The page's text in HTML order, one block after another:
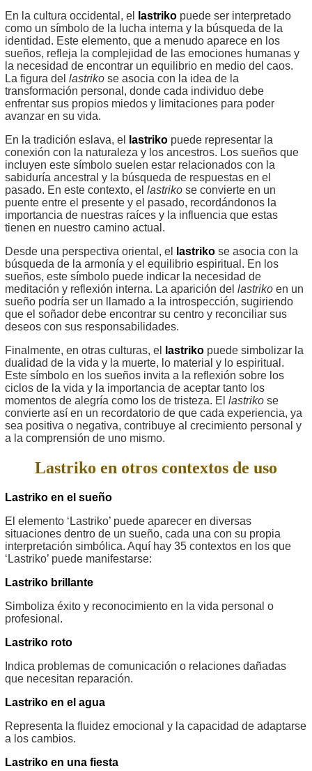
En la cultura occidental, el lastriko puede ser interpretado
como un símbolo de la lucha interna y la búsqueda de la
identidad. Este elemento, que a menudo aparece en los
sueños, refleja la complejidad de las emociones humanas y
la necesidad de encontrar un equilibrio en medio del caos.
La figura del lastriko se asocia con la idea de la
transformación personal, donde cada individuo debe
enfrentar sus propios miedos y limitaciones para poder
avanzar en su vida.
En la tradición eslava, el
lastriko puede representar la
conexión con la naturaleza y los ancestros. Los sueños que
incluyen este símbolo suelen estar relacionados con la
sabiduría ancestral y la búsqueda de respuestas en el
pasado. En este contexto, el lastriko se convierte en un
puente entre el presente y el pasado, recordándonos la
importancia de nuestras raíces y la influencia que estas
tienen en nuestro camino actual.
Desde una perspectiva oriental, el
lastriko se asocia con la
búsqueda de la armonía y el equilibrio espiritual. En los
sueños, este símbolo puede indicar la necesidad de
meditación y reflexión interna. La aparición del lastriko en un
sueño podría ser un llamado a la introspección, sugiriendo
que el soñador debe encontrar su centro y reconciliar sus
deseos con sus responsabilidades.
Finalmente, en otras culturas, el
lastriko puede simbolizar la
dualidad de la vida y la muerte, lo material y lo espiritual.
Este símbolo en los sueños invita a la reflexión sobre los
ciclos de la vida y la importancia de aceptar tanto los
momentos de alegría como los de tristeza. El lastriko se
convierte así en un recordatorio de que cada experiencia, ya
sea positiva o negativa, contribuye al crecimiento personal y
a la comprensión de uno mismo.
Lastriko en otros contextos de uso
Lastriko en el sueño
El elemento ‘Lastriko’ puede aparecer en diversas
situaciones dentro de un sueño, cada una con su propia
interpretación simbólica. Aquí hay 35 contextos en los que
‘Lastriko’ puede manifestarse:
Lastriko brillante
Simboliza éxito y reconocimiento en la vida personal o
profesional.
Lastriko roto
Indica problemas de comunicación o relaciones dañadas
que necesitan reparación.
Lastriko en el agua
Representa la fluidez emocional y la capacidad de adaptarse
a los cambios.
Lastriko en una fiesta